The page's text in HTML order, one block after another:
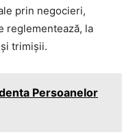
prin negocieri,
reglementează, la
trimișii.
Persoanelor